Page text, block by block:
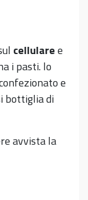
cellularee
i pasti. lo
e
bottiglia di
avvista la